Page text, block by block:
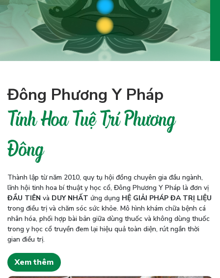
Đông Phương Y Pháp
Tinh Hoa Tuệ Trí Phương
Đông
Thành lập từ năm 2010, quy tụ hội đồng chuyên gia đầu ngành,
lĩnh hội tinh hoa bí thuật y học cổ, Đông Phương Y Pháp là đơn vị
ĐẦU TIÊN và DUY NHẤT ứng dụng HỆ GIẢI PHÁP ĐA TRỊ LIỆU
trong điều trị và chăm sóc sức khỏe. Mô hình khám chữa bệnh cá
nhân hóa, phối hợp bài bản giữa dùng thuốc và không dùng thuốc
trong y học cổ truyền đem lại hiệu quả toàn diện, rút ngắn thời
gian điều trị.
Xem thêm